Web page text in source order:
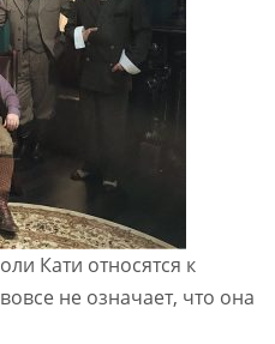
Кати относятся к
не означает, что она